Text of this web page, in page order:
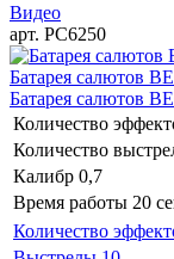
Видео
арт. РС6250
Батарея
Батарея
Количество
Количество
Калибр 0,7
Время работы 20
Количество